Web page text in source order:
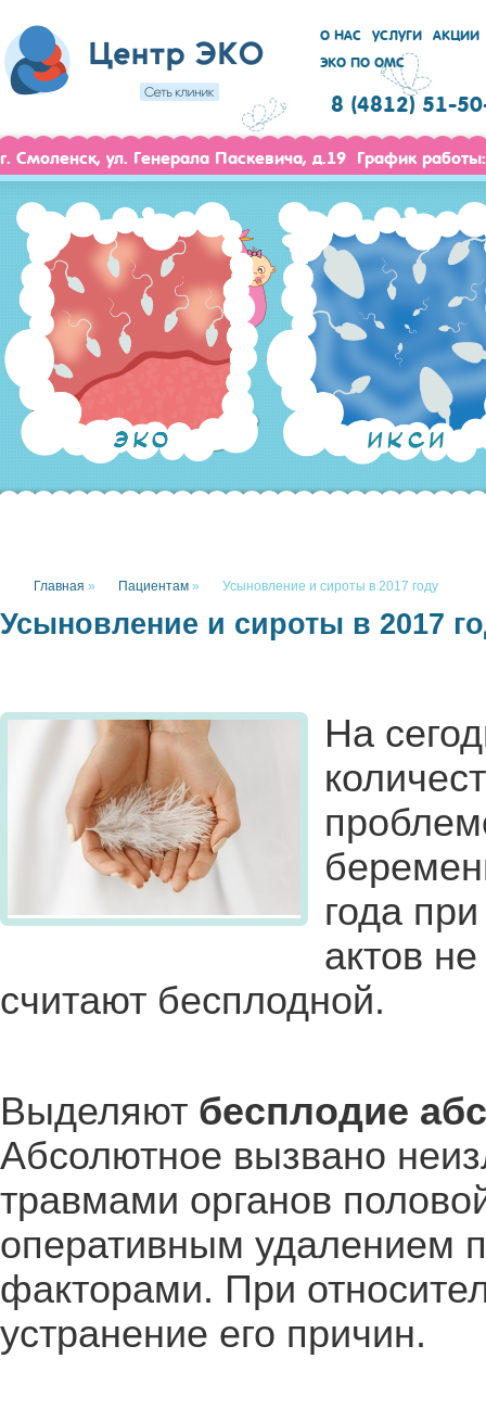
О НАС УСЛУГИ
АКЦИИ
ЭКО ПО ОМС
8 (4812) 51-
г. Смоленск, ул. Генерала Паскевича, д.19 График
Главная » Пациентам » Усыновление и сироты в 2017 году
Усыновление и сироты в 2017
На
года
актов
считают бесплодной.
Выделяют бесплодие
Абсолютное вызвано
травмами органов
оперативным удалением
факторами. При
устранение его причин.